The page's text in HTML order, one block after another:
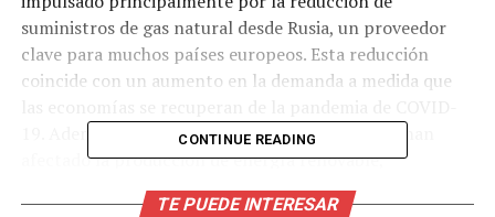
suministros de gas natural desde Rusia, un proveedor
clave para muchos países europeos. Esta reducción
coincide con un aumento en la demanda a medida que
19. Además, las condiciones climáticas adversas han
afectado la producción de energía renovable,
exacerbando la situación.
CONTINUE READING
TE PUEDE INTERESAR